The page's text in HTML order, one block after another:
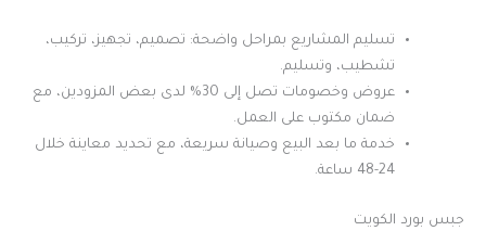
تسليم المشاريع بمراحل واضحة: تصميم، تجهيز، تركيب،
تشطيب، وتسليم.
عروض وخصومات تصل إلى 30% لدى بعض المزودين، مع
ضمان مكتوب على العمل.
خدمة ما بعد البيع وصيانة سريعة، مع تحديد معاينة خلال
24-48 ساعة.
جبس بورد الكويت